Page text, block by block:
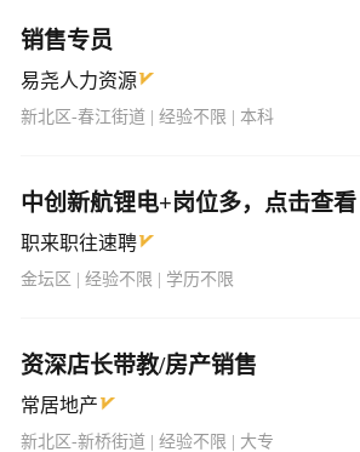
销售专员
易尧人力资源
新北区-春江街道 | 经验不限 | 本科
中创新航锂电+岗位多，点击查看
职来职往速聘
金坛区 | 经验不限 | 学历不限
资深店长带教/房产销售
常居地产
新北区-新桥街道 | 经验不限 | 大专